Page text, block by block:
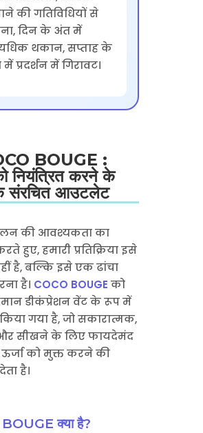
की गतिविधियों से
दिन के अंत में
थकान, सप्ताह के
प्रदर्शन में गिरावट।
BOUGE :
नियंत्रित करने के
संरचित आउटलेट
की आवश्यकता का
हुए, हमारी प्रतिक्रिया इसे
है, बल्कि इसे एक ढांचा
है। COCO BOUGE को
डीकंप्रेशन वेंट के रूप में
गया है, जो सकारात्मक,
सीखने के लिए फायदेमंद
को मुक्त करने की
है।
क्या है?